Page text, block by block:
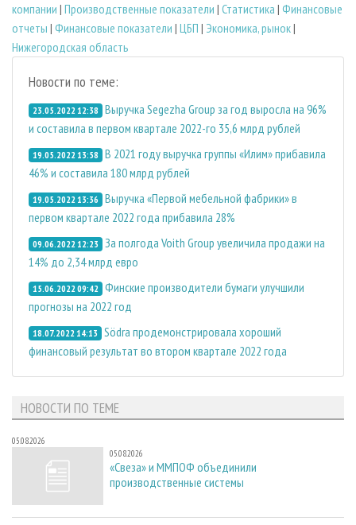
компании | Производственные показатели | Статистика | Финансовые
отчеты | Финансовые показатели | ЦБП | Экономика, рынок|
Нижегородская область
Новости по теме:
23.05.2022 12:38 Выручка Segezha Group за год выросла на 96%
и составила в первом квартале 2022-го 35,6 млрд рублей
19.05.2022 13:58 В 2021 году выручка группы «Илим» прибавила
46% и составила 180 млрд рублей
19.05.2022 13:36 Выручка «Первой мебельной фабрики» в
первом квартале 2022 года прибавила 28%
09.06.2022 12:23 За полгода Voith Group увеличила продажи на
14% до 2,34 млрд евро
15.06.2022 09:42 Финские производители бумаги улучшили
прогнозы на 2022 год
18.07.2022 14:13 Södra продемонстрировала хороший
финансовый результат во втором квартале 2022 года
НОВОСТИ ПО ТЕМЕ
05.08.2026
05.08.2026
«Свеза» и ММПОФ объединили
производственные системы